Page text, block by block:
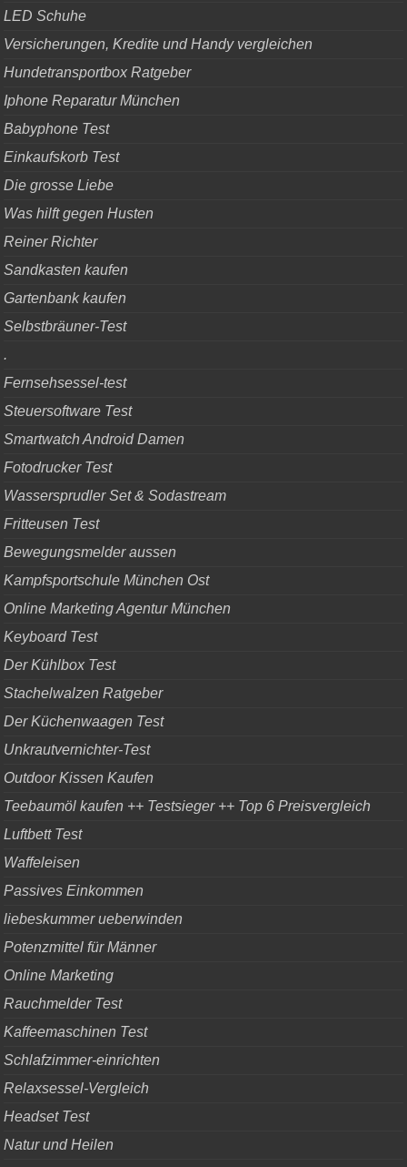
LED Schuhe
Versicherungen, Kredite und Handy vergleichen
Hundetransportbox Ratgeber
Iphone Reparatur München
Babyphone Test
Einkaufskorb Test
Die grosse Liebe
Was hilft gegen Husten
Reiner Richter
Sandkasten kaufen
Gartenbank kaufen
Selbstbräuner-Test
.
Fernsehsessel-test
Steuersoftware Test
Smartwatch Android Damen
Fotodrucker Test
Wassersprudler Set & Sodastream
Fritteusen Test
Bewegungsmelder aussen
Kampfsportschule München Ost
Online Marketing Agentur München
Keyboard Test
Der Kühlbox Test
Stachelwalzen Ratgeber
Der Küchenwaagen Test
Unkrautvernichter-Test
Outdoor Kissen Kaufen
Teebaumöl kaufen ++ Testsieger ++ Top 6 Preisvergleich
Luftbett Test
Waffeleisen
Passives Einkommen
liebeskummer ueberwinden
Potenzmittel für Männer
Online Marketing
Rauchmelder Test
Kaffeemaschinen Test
Schlafzimmer-einrichten
Relaxsessel-Vergleich
Headset Test
Natur und Heilen